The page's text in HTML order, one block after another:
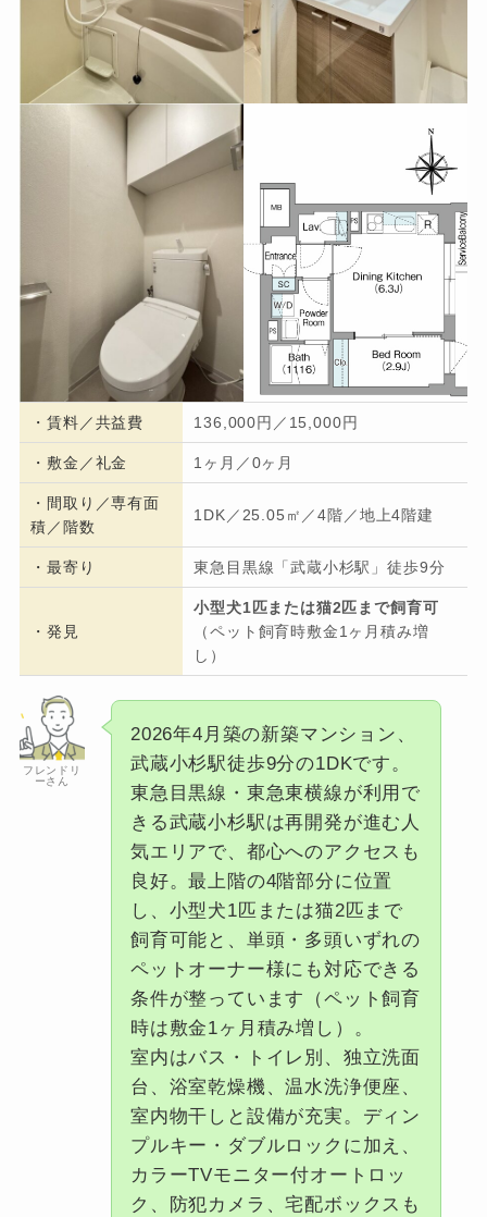
・賃料／共益費 136,000円／15,000円
・ 敷金／礼金 1ヶ月／0ヶ月
・間取り／専有面
積／階数
1DK／25.05㎡／4階／地上4階建
・最寄り 東急目黒線「武蔵小杉駅」徒歩9分
・発見
小型犬1匹または猫2匹まで飼育可
（ペット飼育時敷金1ヶ月積み増
し）
フレンドリ
ーさん
2026年4月築の新築マンション、
武蔵小杉駅徒歩9分の1DKです。
東急目黒線・東急東横線が利用で
きる武蔵小杉駅は再開発が進む人
気エリアで、都心へのアクセスも
良好。最上階の4階部分に位置
し、小型犬1匹または猫2匹まで
飼育可能と、単頭・多頭いずれの
ペットオーナー様にも対応できる
条件が整っています（ペット飼育
時は敷金1ヶ月積み増し）。
室内はバス・トイレ別、独立洗面
台、浴室乾燥機、温水洗浄便座、
室内物干しと設備が充実。ディン
プルキー・ダブルロックに加え、
カラーTVモニター付オートロッ
ク、防犯カメラ、宅配ボックスも